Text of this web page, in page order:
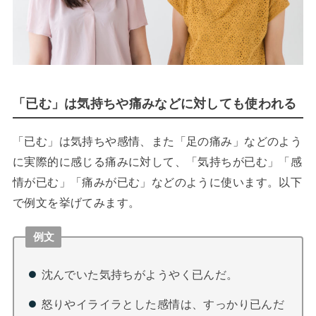
「已む」は気持ちや痛みなどに対しても使われる
「已む」は気持ちや感情、また「足の痛み」などのよう
に実際的に感じる痛みに対して、「気持ちが已む」「感
情が已む」「痛みが已む」などのように使います。以下
で例文を挙げてみます。
例文
沈んでいた気持ちがようやく已んだ。
怒りやイライラとした感情は、すっかり已んだ